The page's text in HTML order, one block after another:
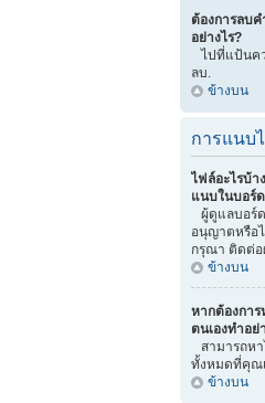
ต้องการลบ
อย่างไร?
ไปที่แป้นค
ลบ.
ข้างบน
การแนบ
ไฟล์อะไรบ้า
แนบในบอร์
ผู้ดูแลบอร์
อนุญาตหรือ
กรุณา ติดต่อ
ข้างบน
หากต้องการ
ตนเองทำอย่
สามารถหา
ทั้งหมดที่คุณ
ข้างบน